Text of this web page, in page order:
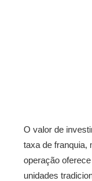
O valor de
taxa de franquia,
operação
unidades